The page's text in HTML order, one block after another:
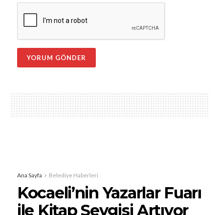
Ana Sayfa Belediye Haberleri
Kocaeli’nin Yazarlar Fuarı
ile Kitap Sevgisi Artıyor